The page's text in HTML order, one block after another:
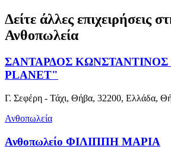
Δείτε άλλες επιχειρήσεις
Ανθοπωλεία
ΣΑΝΤΑΡΔΟΣ ΚΩΝΣΤΑΝΤΙΝΟΣ
PLANET"
Γ. Σεφέρη - Τάχι, Θήβα, 32200, Ελλάδα,
Ανθοπωλεία
Ανθοπωλείο ΦΙΛΙΠΠΗ ΜΑΡΙΑ